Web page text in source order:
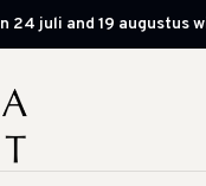
juli and 19 augustus